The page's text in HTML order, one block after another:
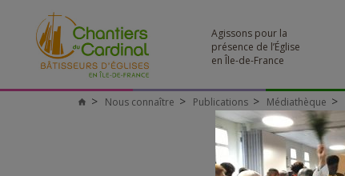
Agissons pour la
présence de l’Église
en Île-de-France
Chantiers
Nous connaître Publications Médiathèque